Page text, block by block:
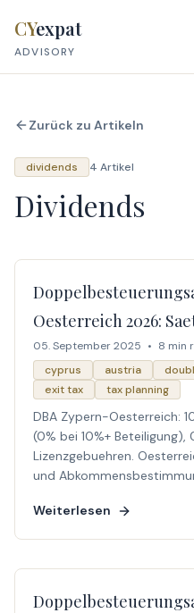
CYexpat
ADVISORY
Zurück zu Artikeln
dividends 4 Artikel
Dividends
Oesterreich 2026:
05. September 2025 • 8 min
cyprus
austria
exit tax
tax planning
DBA Zypern-Oesterreich:
(0% bei 10%+ Beteiligung),
Lizenzgebuehren.
und
Weiterlesen